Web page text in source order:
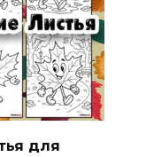
для